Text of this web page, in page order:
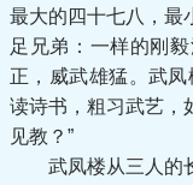
最大的四十七八，最
足兄弟：一样的刚
正，威武雄猛。武
读诗书，粗习武艺，
见教？”
武凤楼从三人的长